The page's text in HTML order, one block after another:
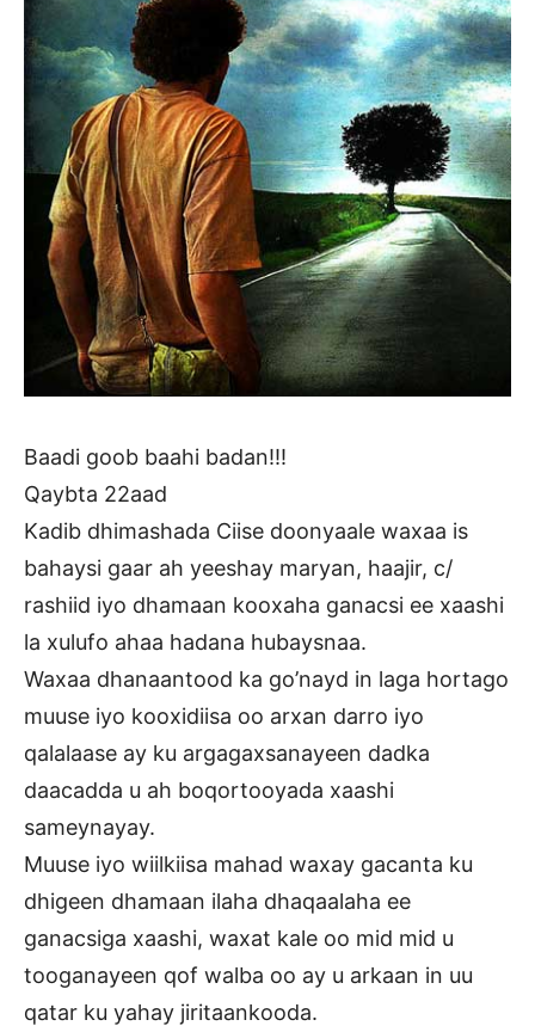
Baadi goob baahi badan!!!
Qaybta 22aad
Kadib dhimashada Ciise doonyaale waxaa is
bahaysi gaar ah yeeshay maryan, haajir, c/
rashiid iyo dhamaan kooxaha ganacsi ee xaashi
la xulufo ahaa hadana hubaysnaa.
Waxaa dhanaantood ka go’nayd in laga hortago
muuse iyo kooxidiisa oo arxan darro iyo
qalalaase ay ku argagaxsanayeen dadka
daacadda u ah boqortooyada xaashi
sameynayay.
Muuse iyo wiilkiisa mahad waxay gacanta ku
dhigeen dhamaan ilaha dhaqaalaha ee
ganacsiga xaashi, waxat kale oo mid mid u
tooganayeen qof walba oo ay u arkaan in uu
qatar ku yahay jiritaankooda.